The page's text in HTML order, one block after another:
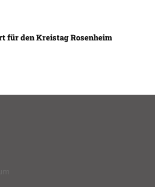
für den Kreistag Rosenheim